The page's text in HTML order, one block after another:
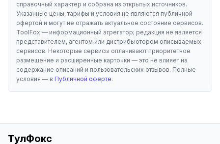
справочный характер и собрана из открытых источников.
Указанные цены, тарифы и условия не являются публичной
офертой и могут не отражать актуальное состояние сервисов.
ToolFox — информационный агрегатор; редакция не является
представителем, агентом или дистрибьютором описываемых
сервисов. Некоторые сервисы оплачивают приоритетное
размещение и расширенные карточки — это не влияет на
содержание описаний и пользовательских отзывов. Полные
условия — в Публичной оферте.
ТулФокс